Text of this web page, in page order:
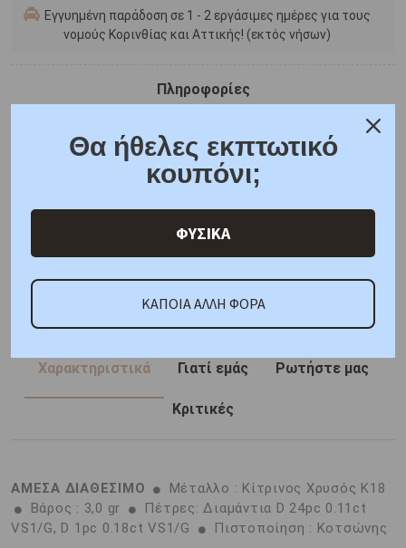
Εγγυημένη παράδοση σε 1 - 2 εργάσιμες ημέρες για τους
νομούς Κορινθίας και Αττικής! (εκτός νήσων)
Πληροφορίες
Δωρεάν μεταφορικά για όλες τις παραγγελίες
Συσκευασία δώρου
F.A.Q.
Χαρακτηριστικά Γιατί εμάς Ρωτήστε μας
Κριτικές
ΑΜΕΣΑ ΔΙΑΘΕΣΙΜΟ
Μέταλλο : Κίτρινος Χρυσός K18
Βάρος : 3,0 gr
Πέτρες: Διαμάντια D 24pc 0.11ct
VS1/G, D 1pc 0.18ct VS1/G
Πιστοποίηση : Κοτσώνης
Θα ήθελες εκπτωτικό
κουπόνι;
ΦΥΣΙΚΑ
ΚΑΠΟΙΑ ΑΛΛΗ ΦΟΡΑ